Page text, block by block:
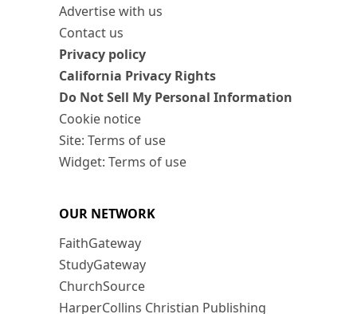
Advertise with us
Contact us
Privacy policy
California Privacy Rights
Do Not Sell My Personal Information
Cookie notice
Site: Terms of use
Widget: Terms of use
OUR NETWORK
FaithGateway
StudyGateway
ChurchSource
HarperCollins Christian Publishing